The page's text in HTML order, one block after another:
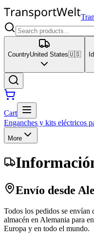
CountryUnited States🇺🇸
Cart
Enganches y kits eléctricos
More
Envío desde
Todos los pedidos se
almacén en Alemania para
Europa y en todo el mundo.